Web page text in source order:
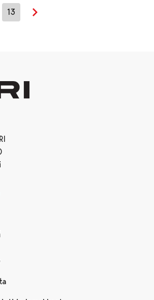
13
Seuraava sivu
Facebookissa
välilehdessä
Instagramissa
välilehdessä
kaupunki Youtubessa
uudessa välilehdessä